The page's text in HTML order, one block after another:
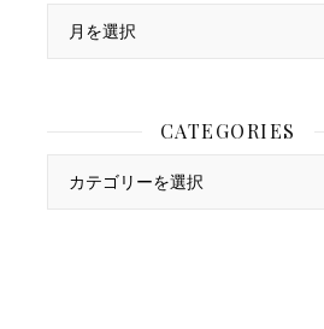
Archives
CATEGORIES
Categories